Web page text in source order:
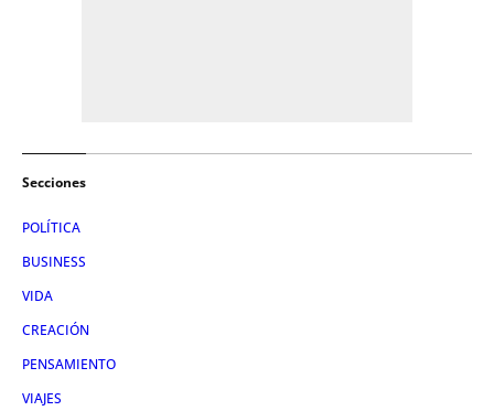
Secciones
POLÍTICA
BUSINESS
VIDA
CREACIÓN
PENSAMIENTO
VIAJES